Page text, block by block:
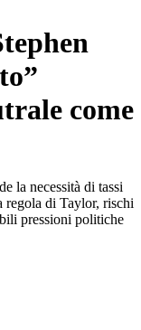
come
la necessità di tassi
regola di Taylor, rischi
pressioni politiche